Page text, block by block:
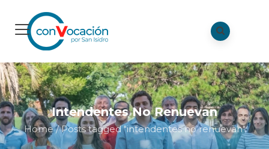
Intendentes No Renuevan
Home/ Posts tagged "intendentes no renuevan"